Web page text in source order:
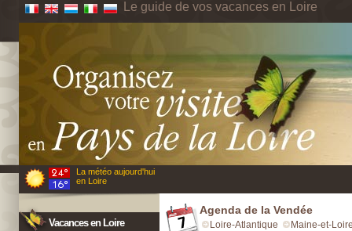
Le guide de vos vacances en Loire
La météo aujourd'hui
en Loire
Vacances en Loire
Agenda de la Vendée
Loire-Atlantique Maine-et-